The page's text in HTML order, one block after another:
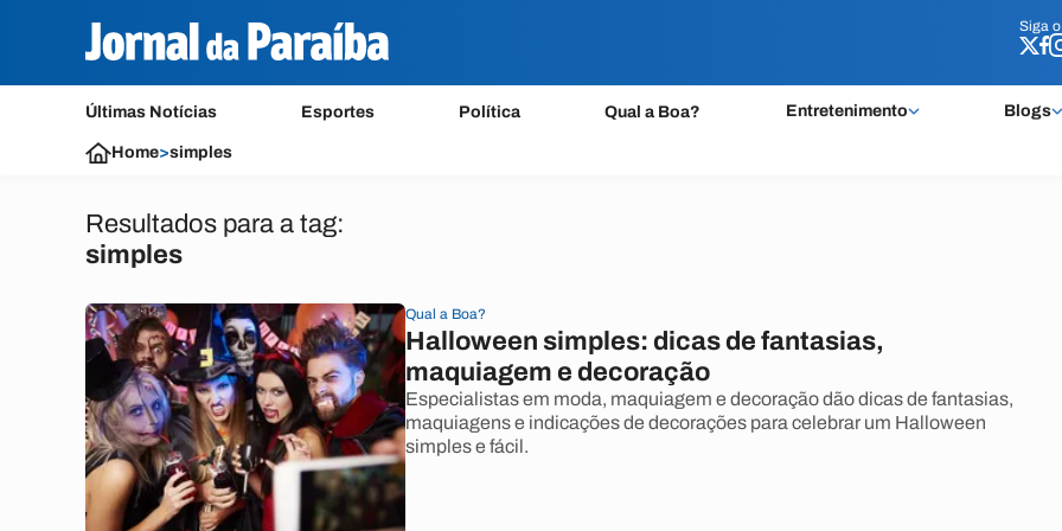
Siga o
Últimas Notícias Esportes Política Qual a Boa? Entretenimento Blogs
Siga o
Home>simples
Resultados para a tag:
simples
Qual a Boa?
Halloween simples: dicas de fantasias,
maquiagem e decoração
Especialistas em moda, maquiagem e decoração dão dicas de fantasias,
maquiagens e indicações de decorações para celebrar um Halloween
simples e fácil.